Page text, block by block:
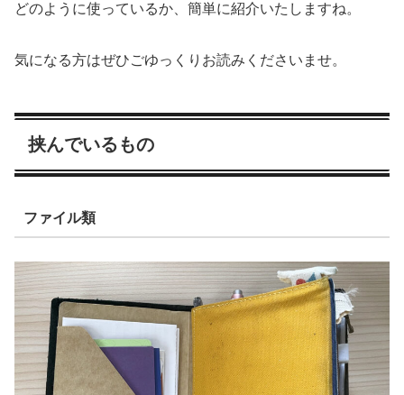
どのように使っているか、簡単に紹介いたしますね。
気になる方はぜひごゆっくりお読みくださいませ。
挟んでいるもの
ファイル類